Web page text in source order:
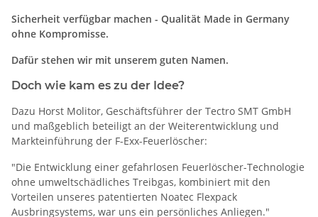
Sicherheit verfügbar machen - Qualität Made in Germany
ohne Kompromisse.
Dafür stehen wir mit unserem guten Namen.
Doch wie kam es zu der Idee?
Dazu Horst Molitor, Geschäftsführer der Tectro SMT GmbH
und maßgeblich beteiligt an der Weiterentwicklung und
Markteinführung der F-Exx-Feuerlöscher:
"Die Entwicklung einer gefahrlosen Feuerlöscher-Technologie
ohne umweltschädliches Treibgas, kombiniert mit den
Vorteilen unseres patentierten Noatec Flexpack
Ausbringsystems, war uns ein persönliches Anliegen."